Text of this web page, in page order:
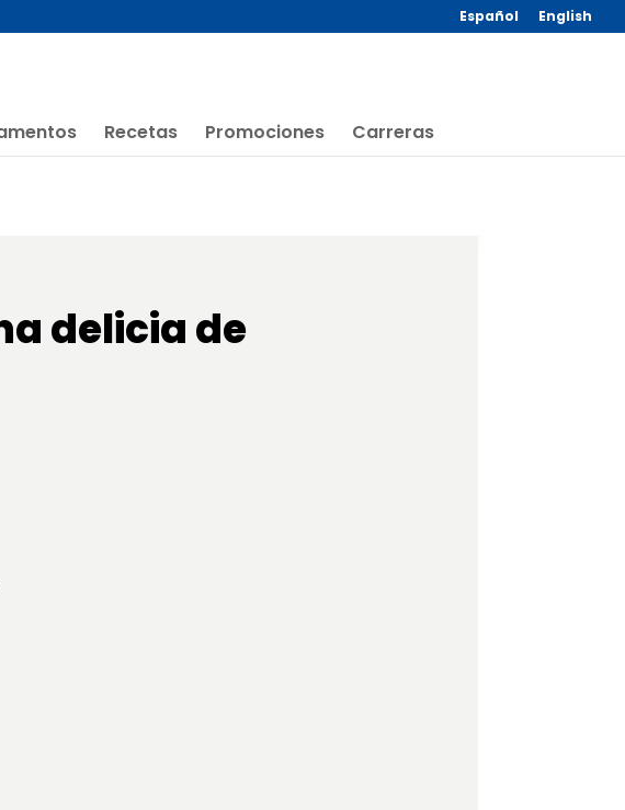
Español English
Recetas Promociones Carreras
delicia de